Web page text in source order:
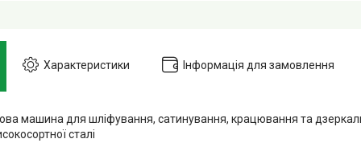
Характеристики Інформація для замовлення
машина для шліфування, сатинування, крацювання та
сталі